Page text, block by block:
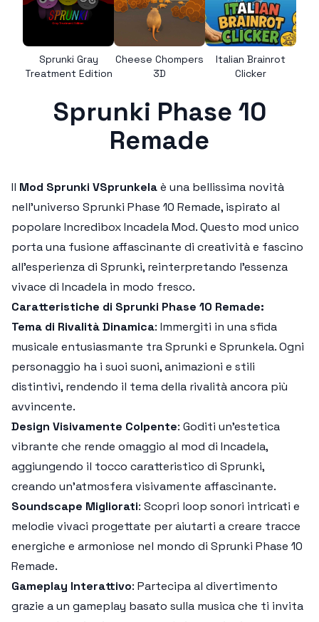
Sprunki Gray
Treatment Edition
Cheese Chompers
3D
Italian Brainrot
Clicker
Sprunki Phase 10
Remade
Il Mod Sprunki VSprunkelaè una bellissima novità
nell'universo Sprunki Phase 10 Remade, ispirato al
popolare Incredibox Incadela Mod. Questo mod unico
porta una fusione affascinante di creatività e fascino
all'esperienza di Sprunki, reinterpretando l'essenza
vivace di Incadela in modo fresco.
Caratteristiche di Sprunki Phase 10 Remade:
Tema di Rivalità Dinamica: Immergiti in una sfida
musicale entusiasmante tra Sprunki e Sprunkela. Ogni
personaggio ha i suoi suoni, animazioni e stili
distintivi, rendendo il tema della rivalità ancora più
avvincente.
Design Visivamente Colpente: Goditi un'estetica
vibrante che rende omaggio al mod di Incadela,
aggiungendo il tocco caratteristico di Sprunki,
creando un'atmosfera visivamente affascinante.
Soundscape Migliorati: Scopri loop sonori intricati e
melodie vivaci progettate per aiutarti a creare tracce
energiche e armoniose nel mondo di Sprunki Phase 10
Remade.
Gameplay Interattivo: Partecipa al divertimento
grazie a un gameplay basato sulla musica che ti invita